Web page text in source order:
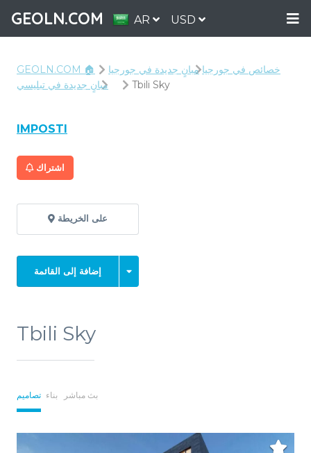
GEOLN.COM AR USD
GEOLN.COM 🏠 خصائص في جورجيا مبانٍ جديدة في جورجيا
مبانٍ جديدة في تبليسي
Tbili Sky
IMPOSTI
اشتراك
على الخريطة
إضافة إلى القائمة
Tbili Sky
تصاميم بناء بث مباشر